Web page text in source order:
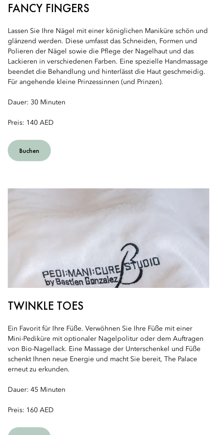
FANCY FINGERS
Lassen Sie Ihre Nägel mit einer königlichen Maniküre schön und
glänzend werden. Diese umfasst das Schneiden, Formen und
Polieren der Nägel sowie die Pflege der Nagelhaut und das
Lackieren in verschiedenen Farben. Eine spezielle Handmassage
beendet die Behandlung und hinterlässt die Haut geschmeidig.
Für angehende kleine Prinzessinnen (und Prinzen).
Dauer: 30 Minuten
Preis: 140 AED
Buchen
TWINKLE TOES
Ein Favorit für Ihre Füße. Verwöhnen Sie Ihre Füße mit einer
Mini-Pediküre mit optionaler Nagelpolitur oder dem Auftragen
von Bio-Nagellack. Eine Massage der Unterschenkel und Füße
schenkt Ihnen neue Energie und macht Sie bereit, The Palace
erneut zu erkunden.
Dauer: 45 Minuten
Preis: 160 AED